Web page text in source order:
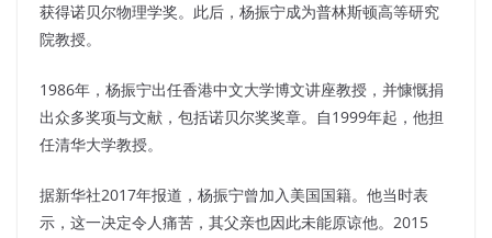
获得诺贝尔物理学奖。此后，杨振宁成为普林斯顿高等研究
院教授。
1986年，杨振宁出任香港中文大学博文讲座教授，并慷慨捐
出众多奖项与文献，包括诺贝尔奖奖章。自1999年起，他担
任清华大学教授。
据新华社2017年报道，杨振宁曾加入美国国籍。他当时表
示，这一决定令人痛苦，其父亲也因此未能原谅他。2015